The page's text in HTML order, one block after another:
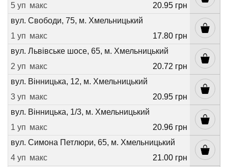
5 уп макс
20.95 грн
вул. Свободи, 75, м. Хмельницький
1 уп макс
17.80 грн
вул. Львівське шосе, 65, м. Хмельницький
2 уп макс
20.72 грн
вул. Вінницька, 12, м. Хмельницький
3 уп макс
20.95 грн
вул. Вінницька, 1/3, м. Хмельницький
1 уп макс
20.96 грн
вул. Симона Петлюри, 65, м. Хмельницький
4 уп макс
21.00 грн